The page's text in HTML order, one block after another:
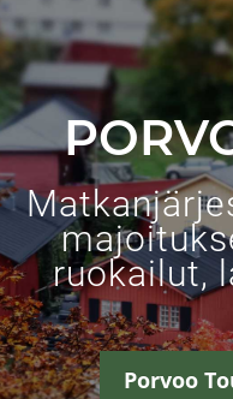
ruokailut,
Porvoo